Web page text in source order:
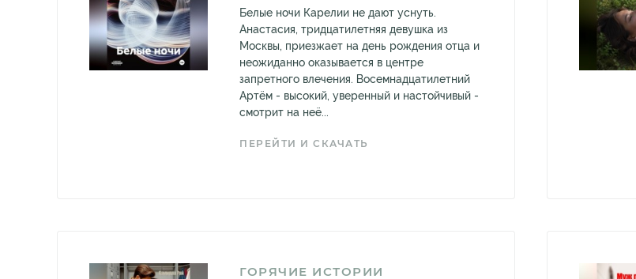
Белые ночи Карелии не дают уснуть.
Анастасия, тридцатилетняя девушка из
Москвы, приезжает на день рождения отца и
неожиданно оказывается в центре
запретного влечения. Восемнадцатилетний
Артём - высокий, уверенный и настойчивый -
смотрит на неё...
ПЕРЕЙТИ И СКАЧАТЬ
ГОРЯЧИЕ ИСТОРИИ